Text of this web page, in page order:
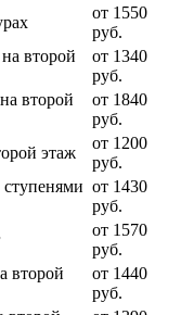
от 1550
руб.
второй
от 1340
руб.
второй
от 1840
руб.
этаж
от 1200
руб.
от 1430
руб.
от 1570
руб.
второй
от 1440
руб.